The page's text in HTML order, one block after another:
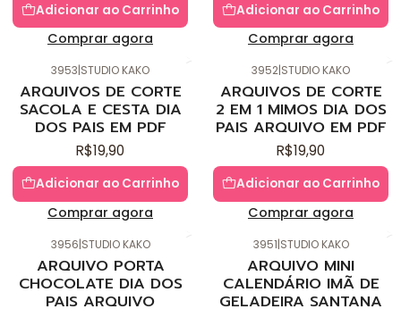
Adicionar ao Carrinho
Comprar agora
Adicionar ao Carrinho
Comprar agora
3953|STUDIO KAKO
ARQUIVOS DE CORTE
SACOLA E CESTA DIA
DOS PAIS EM PDF
R$19,90
Adicionar ao Carrinho
Comprar agora
3952|STUDIO KAKO
ARQUIVOS DE CORTE
2 EM 1 MIMOS DIA DOS
PAIS ARQUIVO EM PDF
R$19,90
Adicionar ao Carrinho
Comprar agora
3956|STUDIO KAKO
ARQUIVO PORTA
CHOCOLATE DIA DOS
PAIS ARQUIVO
3951|STUDIO KAKO
ARQUIVO MINI
CALENDÁRIO IMÃ DE
GELADEIRA SANTANA